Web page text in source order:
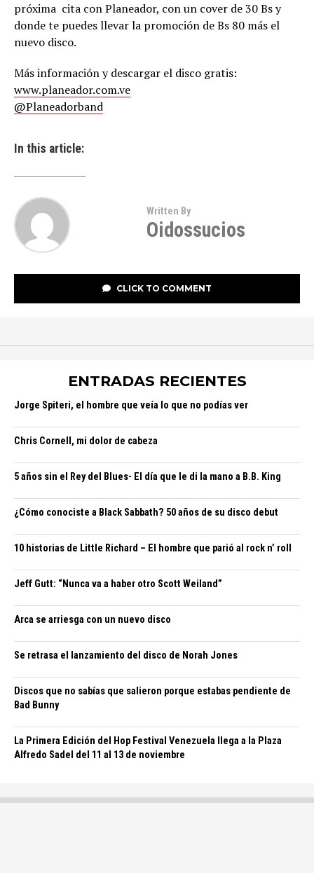
próxima cita con Planeador, con un cover de 30 Bs y
donde te puedes llevar la promoción de Bs 80 más el
nuevo disco.
Más información y descargar el disco gratis:
www.planeador.com.ve
@Planeadorband
In this article:
Written By
Oidossucios
CLICK TO COMMENT
ENTRADAS RECIENTES
Jorge Spiteri, el hombre que veía lo que no podías ver
Chris Cornell, mi dolor de cabeza
5 años sin el Rey del Blues- El día que le di la mano a B.B. King
¿Cómo conociste a Black Sabbath? 50 años de su disco debut
10 historias de Little Richard – El hombre que parió al rock n’ roll
Jeff Gutt: “Nunca va a haber otro Scott Weiland”
Arca se arriesga con un nuevo disco
Se retrasa el lanzamiento del disco de Norah Jones
Discos que no sabías que salieron porque estabas pendiente de
Bad Bunny
La Primera Edición del Hop Festival Venezuela llega a la Plaza
Alfredo Sadel del 11 al 13 de noviembre